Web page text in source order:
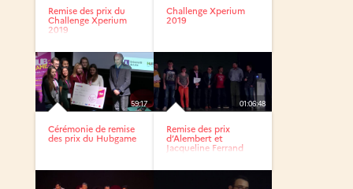
Remise des prix du
Challenge Xperium
2019
Challenge Xperium
2019
59:17
Cérémonie de remise
des prix du Hubgame
01:06:48
Remise des prix
d’Alembert et
Jacqueline Ferrand